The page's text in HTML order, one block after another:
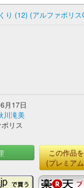
り (12) (アルファポリス
月17日
川滝美
リス
この作品
(プレミア